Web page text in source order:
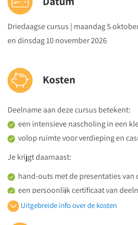
met ouders? En hoe benut je die?
Driedaagse cursus | maandag 5
en dinsdag 10 november 2026
Kosten
Deelname aan deze cursus betekent:
een intensieve nascholing in een
volop ruimte voor verdieping en
Je krijgt daarnaast:
hand-outs met de presentaties van
een persoonlijk certificaat van
de hele dag koffie, thee en
Uitgebreide info over de kosten